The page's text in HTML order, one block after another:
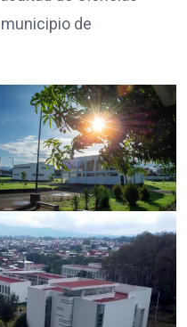
de